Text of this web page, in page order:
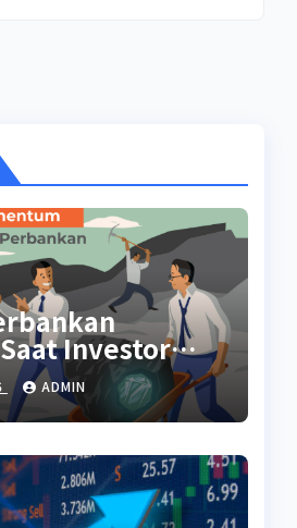
Investor
ADMIN